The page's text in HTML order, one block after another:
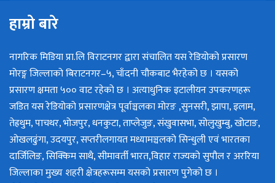
हाम्रो बारे
नागरिक मिडिया प्रा.लि विराटनगर द्वारा संचालित यस रेडियोको प्रसारण
मोरङ्ग जिल्लाको बिराटनगर–५, चाँदनी चौकबाट भैरहेको छ । यसको
प्रसारण क्षमता ५०० वाट रहेको छ । अत्याधुनिक इटालीयन उपकरणहरू
जडित यस रेडियोको प्रसारणक्षेत्र पूर्वाञ्चलका मोरङ ,सुनसरी, झापा, इलाम,
तेह्रथुम, पाचथर, भोजपुर, धनकुटा, ताप्लेजुङ, संखुवासभा, सोलुखुम्बु, खोटाङ,
ओखलढुंगा, उदयपुर, सप्तरीलगायत मध्यामञ्चलको सिन्धुली एवं भारतका
दार्जिलिङ, सिक्किम साथै, सीमावर्ती भारत,विहार राज्यको सुपौल र अररिया
जिल्लाका मुख्य शहरी क्षेत्रहरूसम्म यसको प्रसारण पुगेको छ ।